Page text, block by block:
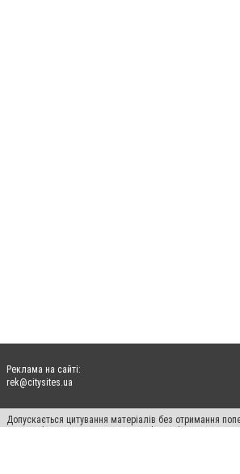
Реклама на сайті:
rek@citysites.ua
Допускається цитування матеріалів без отримання
систем гіперпосилання на цитовані статті не нижче